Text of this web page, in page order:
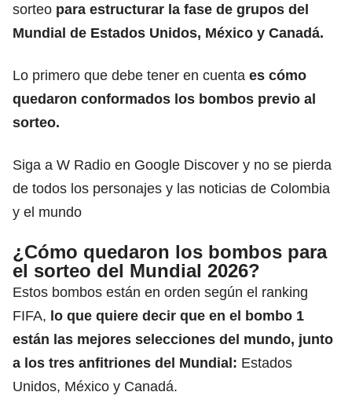
sorteo para estructurar la fase de grupos del
Mundial de Estados Unidos, México y Canadá.
Lo primero que debe tener en cuenta es cómo
quedaron conformados los bombos previo al
sorteo.
Siga a W Radio en Google Discover y no se pierda
de todos los personajes y las noticias de Colombia
y el mundo
¿Cómo quedaron los bombos para
el sorteo del Mundial 2026?
Estos bombos están en orden según el ranking
FIFA, lo que quiere decir que en el bombo 1
están las mejores selecciones del mundo, junto
a los tres anfitriones del Mundial: Estados
Unidos, México y Canadá.